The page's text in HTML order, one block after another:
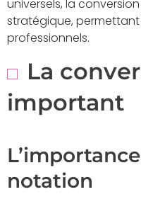
universels, la
stratégique,
professionnels.
La
important
notation